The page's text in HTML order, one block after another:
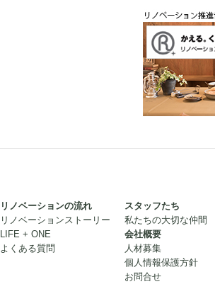
リノベーションの流れ
リノベーションストーリー
LIFE + ONE
よくある質問
スタッフたち
私たちの大切な仲間
会社概要
人材募集
個人情報保護方針
お問合せ